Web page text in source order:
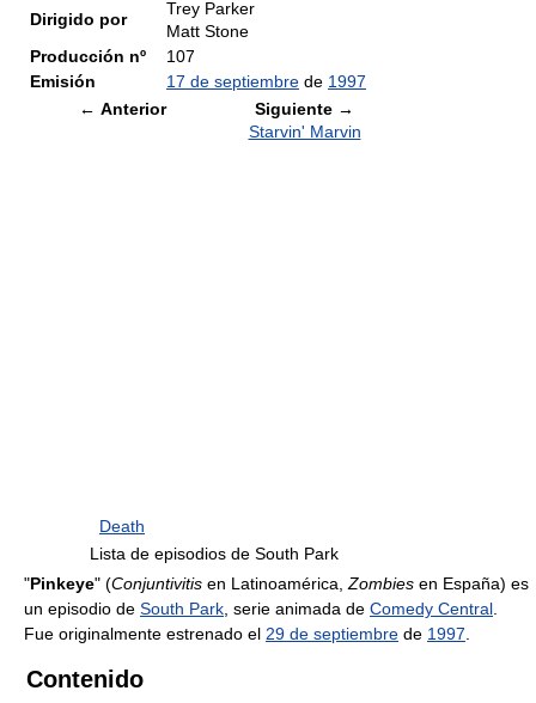
Dirigido por
Trey Parker
Matt Stone
Producción nº
107
Emisión
17 de septiembre de 1997
← Anterior
Death
Siguiente →
Starvin' Marvin
Lista de episodios de South Park
"Pinkeye" (Conjuntivitis en Latinoamérica, Zombies en España) es
un episodio de South Park , serie animada de Comedy Central
Fue originalmente estrenado el 29 de septiembre de 1997
Contenido